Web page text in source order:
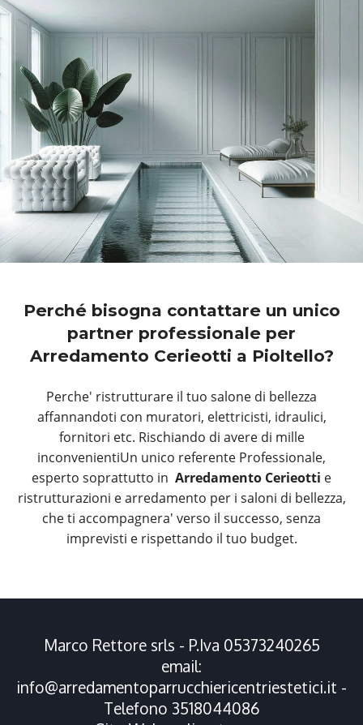
Perché bisogna contattare un unico
partner professionale per
Arredamento Cerieotti a Pioltello?
Perche' ristrutturare il tuo salone di bellezza
affannandoti con muratori, elettricisti, idraulici,
fornitori etc. Rischiando di avere di mille
inconvenientiUn unico referente Professionale,
esperto soprattutto in Arredamento Cerieotti e
ristrutturazioni e arredamento per i saloni di bellezza,
che ti accompagnera' verso il successo, senza
imprevisti e rispettando il tuo budget.
Marco Rettore srls - P.Iva 05373240265
email:
info@arredamentoparrucchiericentriestetici.it -
Telefono 3518044086